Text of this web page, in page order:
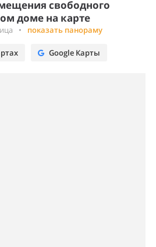
свободного
доме на карте
• показать панораму
Google Карты